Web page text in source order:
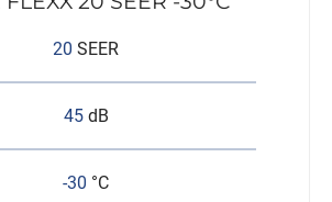
20 SEER
45 dB
-30 °C